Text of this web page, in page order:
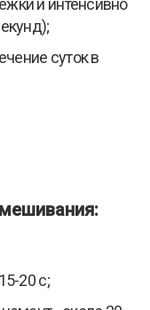
и интенсивно
суток в
20 с;